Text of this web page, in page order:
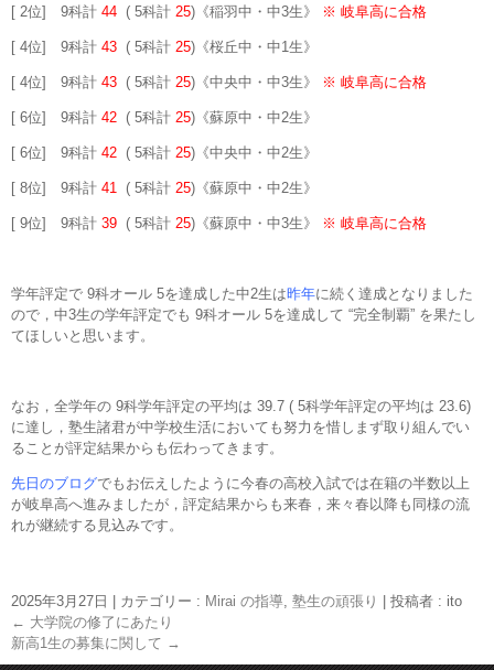
[ 2位] 9科計 44 ( 5科計 25)《稲羽中・中3生》 ※ 岐阜高に合格
[ 4位] 9科計 43 ( 5科計 25)《桜丘中・中1生》
[ 4位] 9科計 43 ( 5科計 25)《中央中・中3生》 ※ 岐阜高に合格
[ 6位] 9科計 42 ( 5科計 25)《蘇原中・中2生》
[ 6位] 9科計 42 ( 5科計 25)《中央中・中2生》
[ 8位] 9科計 41 ( 5科計 25)《蘇原中・中2生》
[ 9位] 9科計 39 ( 5科計 25)《蘇原中・中3生》 ※ 岐阜高に合格
学年評定で 9科オール 5を達成した中2生は昨年に続く達成となりました
ので，中3生の学年評定でも 9科オール 5を達成して “完全制覇” を果たし
てほしいと思います。
なお，全学年の 9科学年評定の平均は 39.7 ( 5科学年評定の平均は 23.6)
に達し，塾生諸君が中学校生活においても努力を惜しまず取り組んでい
ることが評定結果からも伝わってきます。
先日のブログでもお伝えしたように今春の高校入試では在籍の半数以上
が岐阜高へ進みましたが，評定結果からも来春，来々春以降も同様の流
れが継続する見込みです。
2025年3月27日 カテゴリー : Mirai の指導, 塾生の頑張り
投稿者 : ito
← 大学院の修了にあたり
新高1生の募集に関して →